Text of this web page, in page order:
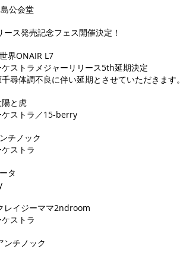
公会堂
ス発売記念フェス開催決定！
界ONAIR L7
ストラメジャーリリース5th延期決定
尋体調不良に伴い延期とさせていただきます。
と虎
ストラ／15-berry
チノック
ストラ
タ
レイジーママ2ndroom
ストラ
ンチノック